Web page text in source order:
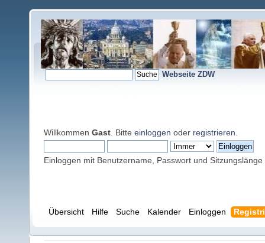
Webseite ZDW
Willkommen Gast . Bitte einloggen oder registrieren
Einloggen mit Benutzername, Passwort und Sitzungslänge
Übersicht Hilfe Suche Kalender Einloggen